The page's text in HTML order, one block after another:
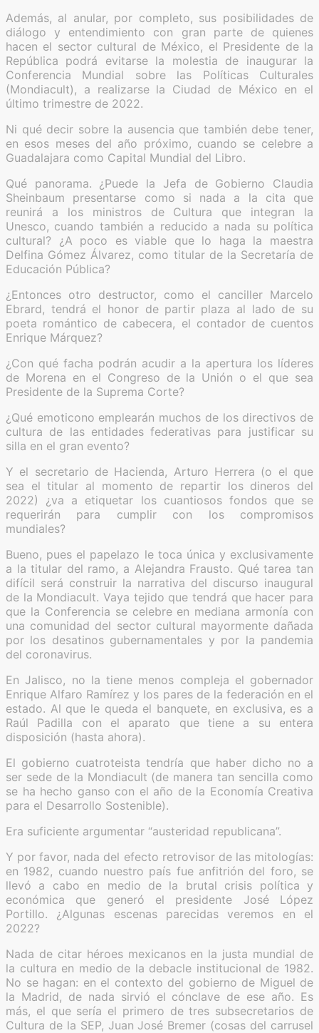
Además, al anular, por completo, sus posibilidades de
diálogo y entendimiento con gran parte de quienes
hacen el sector cultural de México, el Presidente de la
República podrá evitarse la molestia de inaugurar la
Conferencia Mundial sobre las Políticas Culturales
(Mondiacult), a realizarse la Ciudad de México en el
último trimestre de 2022.
Ni qué decir sobre la ausencia que también debe tener,
en esos meses del año próximo, cuando se celebre a
Guadalajara como Capital Mundial del Libro.
Qué panorama. ¿Puede la Jefa de Gobierno Claudia
Sheinbaum presentarse como si nada a la cita que
reunirá a los ministros de Cultura que integran la
Unesco, cuando también a reducido a nada su política
cultural? ¿A poco es viable que lo haga la maestra
Delfina Gómez Álvarez, como titular de la Secretaría de
Educación Pública?
¿Entonces otro destructor, como el canciller Marcelo
Ebrard, tendrá el honor de partir plaza al lado de su
poeta romántico de cabecera, el contador de cuentos
Enrique Márquez?
¿Con qué facha podrán acudir a la apertura los líderes
de Morena en el Congreso de la Unión o el que sea
Presidente de la Suprema Corte?
¿Qué emoticono emplearán muchos de los directivos de
cultura de las entidades federativas para justificar su
silla en el gran evento?
Y el secretario de Hacienda, Arturo Herrera (o el que
sea el titular al momento de repartir los dineros del
2022) ¿va a etiquetar los cuantiosos fondos que se
requerirán para cumplir con los compromisos
mundiales?
Bueno, pues el papelazo le toca única y exclusivamente
a la titular del ramo, a Alejandra Frausto. Qué tarea tan
difícil será construir la narrativa del discurso inaugural
de la Mondiacult. Vaya tejido que tendrá que hacer para
que la Conferencia se celebre en mediana armonía con
una comunidad del sector cultural mayormente dañada
por los desatinos gubernamentales y por la pandemia
del coronavirus.
En Jalisco, no la tiene menos compleja el gobernador
Enrique Alfaro Ramírez y los pares de la federación en el
estado. Al que le queda el banquete, en exclusiva, es a
Raúl Padilla con el aparato que tiene a su entera
disposición (hasta ahora).
El gobierno cuatroteista tendría que haber dicho no a
ser sede de la Mondiacult (de manera tan sencilla como
se ha hecho ganso con el año de la Economía Creativa
para el Desarrollo Sostenible).
Era suficiente argumentar “austeridad republicana”.
Y por favor, nada del efecto retrovisor de las mitologías:
en 1982, cuando nuestro país fue anfitrión del foro, se
llevó a cabo en medio de la brutal crisis política y
económica que generó el presidente José López
Portillo. ¿Algunas escenas parecidas veremos en el
2022?
Nada de citar héroes mexicanos en la justa mundial de
la cultura en medio de la debacle institucional de 1982.
No se hagan: en el contexto del gobierno de Miguel de
la Madrid, de nada sirvió el cónclave de ese año. Es
más, el que sería el primero de tres subsecretarios de
Cultura de la SEP, Juan José Bremer (cosas del carrusel